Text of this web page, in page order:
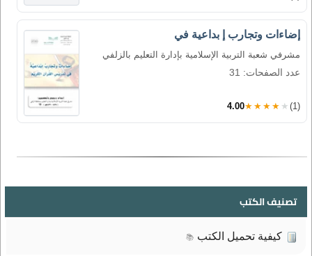
إضاءات وتجارب إ بداعية في
مشرفي شعبة التربية الإسلامية بإدارة التعليم بالزلفي
عدد الصفحات: 31
4.00★★★★★ (1)
تصنيف الكتب
كيفية تحميل الكتب 📚